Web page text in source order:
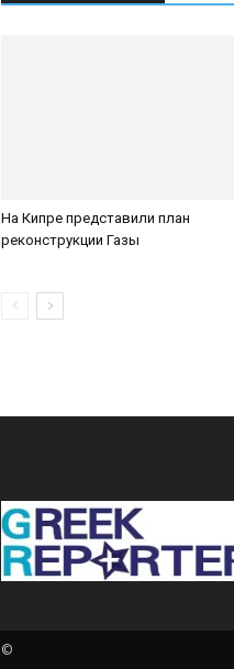
На Кипре представили план
реконструкции Газы
©